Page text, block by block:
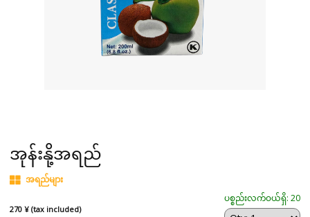
အုန်းနို့အရည်
အရည်များ
270 ¥ (tax included)
ပစ္စည်းလက်ဝယ်ရှိ: 20